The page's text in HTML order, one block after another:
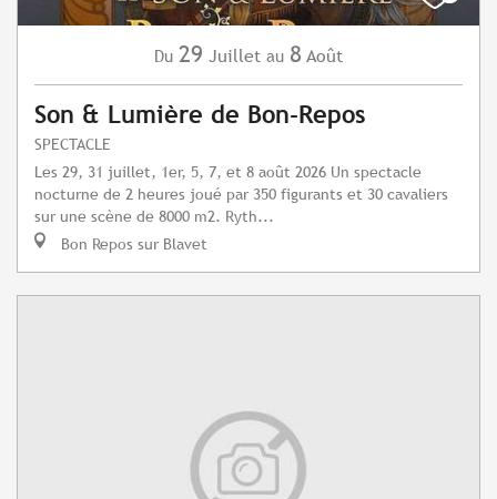
Du 29 Juillet au 8 Août
Son & Lumière de Bon-Repos
SPECTACLE
Les 29, 31 juillet, 1er, 5, 7, et 8 août 2026 Un spectacle
nocturne de 2 heures joué par 350 figurants et 30 cavaliers
sur une scène de 8000 m2. Ryth...
Bon Repos sur Blavet